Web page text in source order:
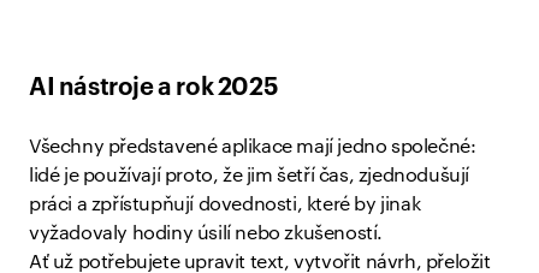
AI nástroje a rok 2025
Všechny představené aplikace mají jedno společné:
lidé je používají proto, že jim šetří čas, zjednodušují
práci a zpřístupňují dovednosti, které by jinak
vyžadovaly hodiny úsilí nebo zkušeností.
Ať už potřebujete upravit text, vytvořit návrh, přeložit